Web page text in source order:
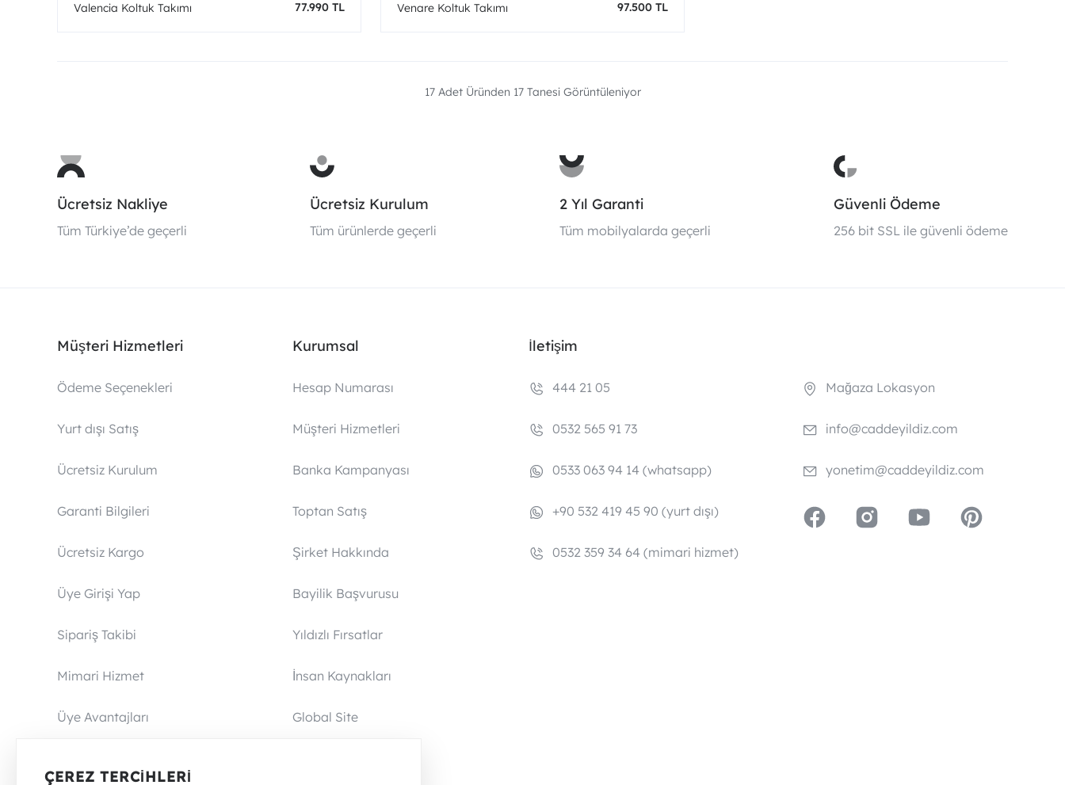
Valencia Koltuk Takımı 77.990 TL Venare Koltuk Takımı 97.500 TL
17 Adet Üründen 17Tanesi Görüntüleniyor
Ücretsiz Nakliye
Tüm Türkiye’de geçerli
Ücretsiz Kurulum
Tüm ürünlerde geçerli
2 Yıl Garanti
Tüm mobilyalarda geçerli
Güvenli Ödeme
256 bit SSL ile güvenli ödeme
Müşteri Hizmetleri
Ödeme Seçenekleri
Yurt dışı Satış
Ücretsiz Kurulum
Garanti Bilgileri
Ücretsiz Kargo
Üye Girişi Yap
Sipariş Takibi
Mimari Hizmet
Üye Avantajları
Kurumsal
Hesap Numarası
Müşteri Hizmetleri
Banka Kampanyası
Toptan Satış
Şirket Hakkında
Bayilik Başvurusu
Yıldızlı Fırsatlar
İnsan Kaynakları
Global Site
İletişim
444 21 05
0532 565 91 73
0533 063 94 14 (whatsapp)
+90 532 419 45 90 (yurt dışı)
0532 359 34 64 (mimari hizmet)
Mağaza Lokasyon
info@caddeyildiz.com
yonetim@caddeyildiz.com
ÇEREZ TERCIHLERI